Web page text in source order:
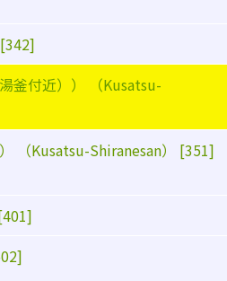
釜付近）） （Kusatsu-
（Kusatsu-Shiranesan） [351]